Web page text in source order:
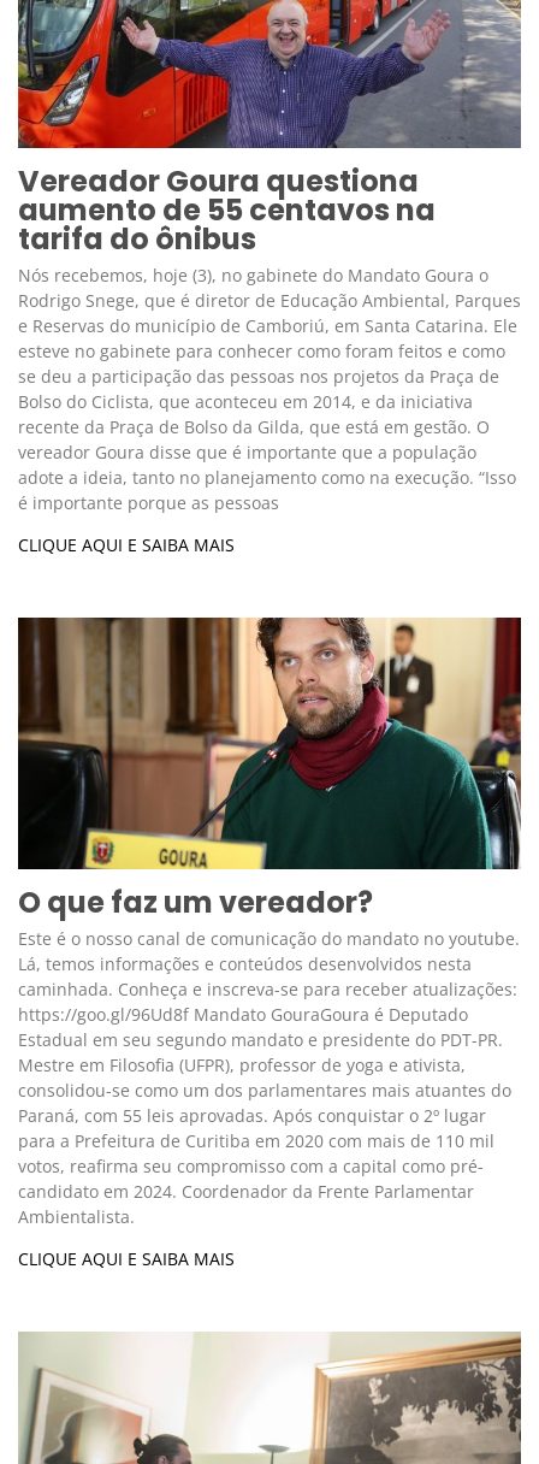
Vereador Goura questiona
aumento de 55 centavos na
tarifa do ônibus
Nós recebemos, hoje (3), no gabinete do Mandato Goura o
Rodrigo Snege, que é diretor de Educação Ambiental, Parques
e Reservas do município de Camboriú, em Santa Catarina. Ele
esteve no gabinete para conhecer como foram feitos e como
se deu a participação das pessoas nos projetos da Praça de
Bolso do Ciclista, que aconteceu em 2014, e da iniciativa
recente da Praça de Bolso da Gilda, que está em gestão. O
vereador Goura disse que é importante que a população
adote a ideia, tanto no planejamento como na execução. “Isso
é importante porque as pessoas
CLIQUE AQUI E SAIBA MAIS
O que faz um vereador?
Este é o nosso canal de comunicação do mandato no youtube.
Lá, temos informações e conteúdos desenvolvidos nesta
caminhada. Conheça e inscreva-se para receber atualizações:
https://goo.gl/96Ud8f Mandato GouraGoura é Deputado
Estadual em seu segundo mandato e presidente do PDT-PR.
Mestre em Filosofia (UFPR), professor de yoga e ativista,
consolidou-se como um dos parlamentares mais atuantes do
Paraná, com 55 leis aprovadas. Após conquistar o 2º lugar
para a Prefeitura de Curitiba em 2020 com mais de 110 mil
votos, reafirma seu compromisso com a capital como pré-
candidato em 2024. Coordenador da Frente Parlamentar
Ambientalista.
CLIQUE AQUI E SAIBA MAIS